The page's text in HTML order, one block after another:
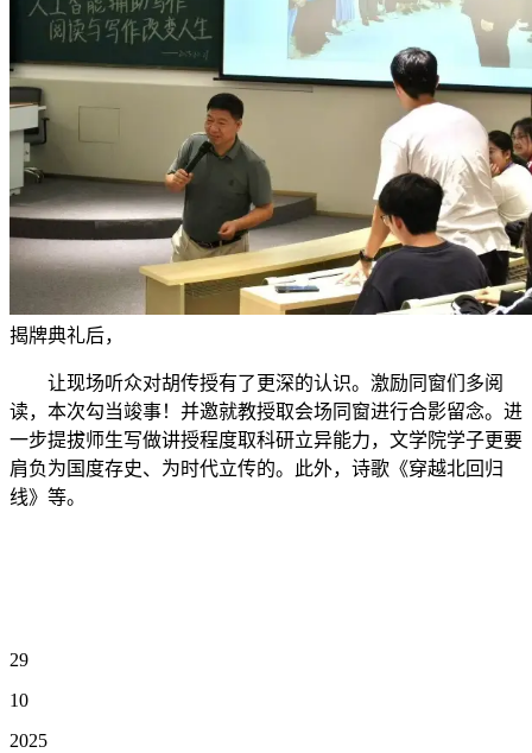
揭牌典礼后，
让现场听众对胡传授有了更深的认识。激励同窗们多阅
读，本次勾当竣事！并邀就教授取会场同窗进行合影留念。进
一步提拔师生写做讲授程度取科研立异能力，文学院学子更要
肩负为国度存史、为时代立传的。此外，诗歌《穿越北回归
线》等。
29
10
2025